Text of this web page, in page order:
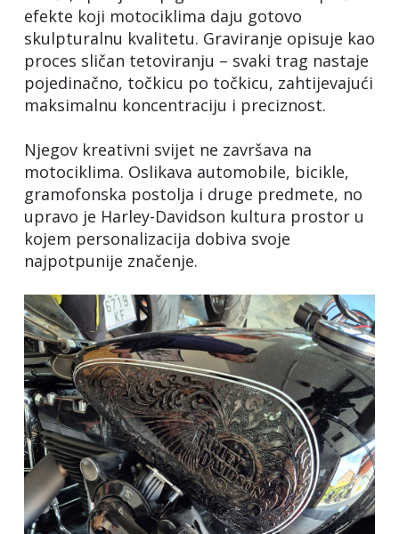
efekte koji motociklima daju gotovo
skulpturalnu kvalitetu. Graviranje opisuje kao
proces sličan tetoviranju – svaki trag nastaje
pojedinačno, točkicu po točkicu, zahtijevajući
maksimalnu koncentraciju i preciznost.
Njegov kreativni svijet ne završava na
motociklima. Oslikava automobile, bicikle,
gramofonska postolja i druge predmete, no
upravo je Harley-Davidson kultura prostor u
kojem personalizacija dobiva svoje
najpotpunije značenje.